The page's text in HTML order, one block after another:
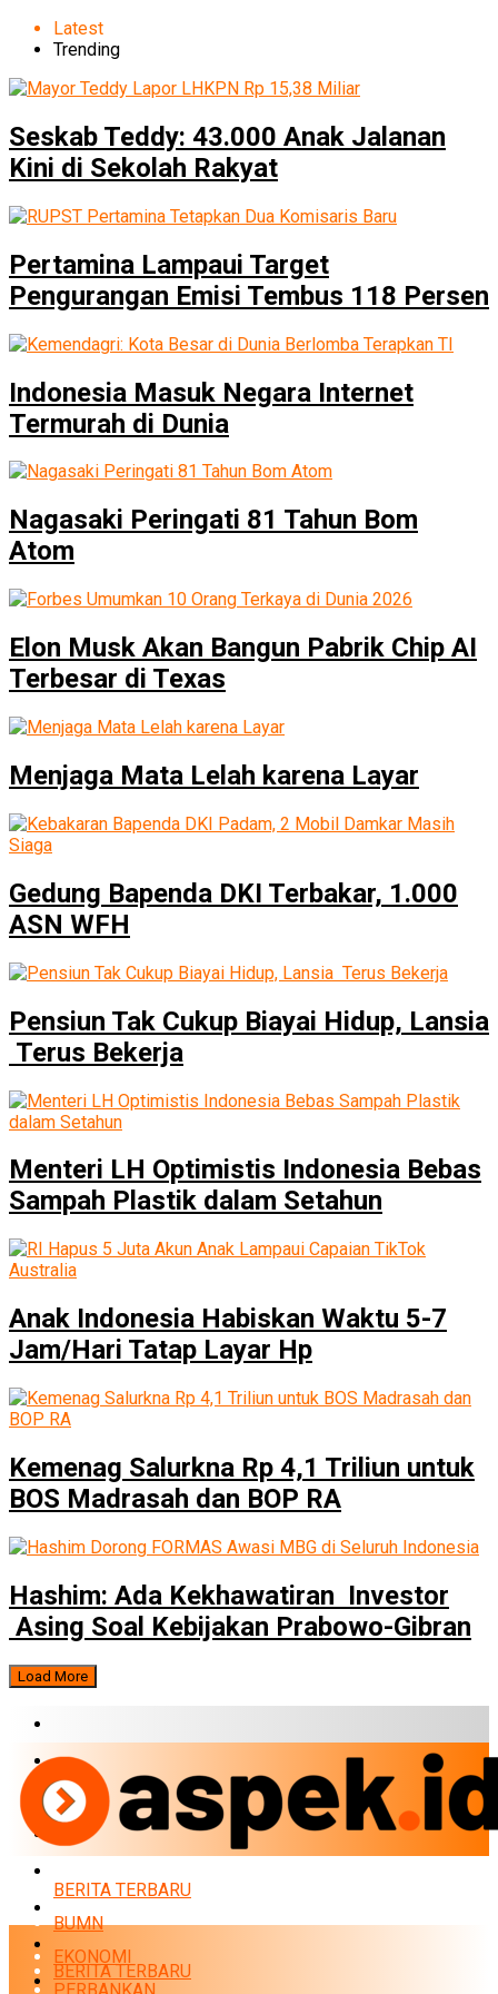
Latest
Trending
Seskab Teddy: 43.000 Anak Jalanan
Kini di Sekolah Rakyat
Pertamina Lampaui Target
Pengurangan Emisi Tembus 118 Persen
Indonesia Masuk Negara Internet
Termurah di Dunia
Nagasaki Peringati 81 Tahun Bom
Atom
Elon Musk Akan Bangun Pabrik Chip AI
Terbesar di Texas
Menjaga Mata Lelah karena Layar
Gedung Bapenda DKI Terbakar, 1.000
ASN WFH
Pensiun Tak Cukup Biayai Hidup, Lansia
Terus Bekerja
Menteri LH Optimistis Indonesia Bebas
Sampah Plastik dalam Setahun
Anak Indonesia Habiskan Waktu 5-7
Jam/Hari Tatap Layar Hp
Kemenag Salurkna Rp 4,1 Triliun untuk
BOS Madrasah dan BOP RA
Hashim: Ada Kekhawatiran Investor
Asing Soal Kebijakan Prabowo-Gibran
Load More
BUMN
EKONOMI
PERBANKAN
INFRASTRUKTUR
BERITA TERBARU
BUMN
EKONOMI
BERITA TERBARU